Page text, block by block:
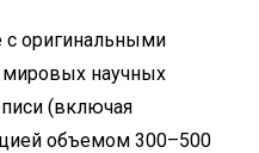
оригинальными
мировых научных
(включая
объемом 300–500